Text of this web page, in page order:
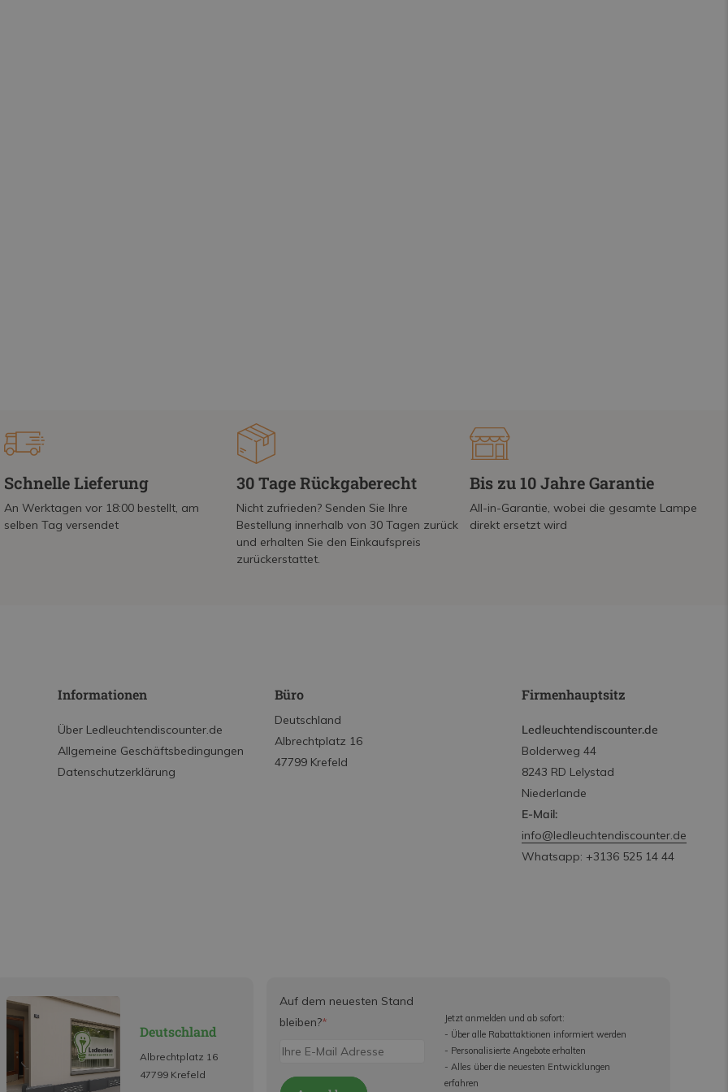
Schnelle Lieferung
An Werktagen vor 18:00 bestellt, am
selben Tag versendet
30 Tage Rückgaberecht
Nicht zufrieden? Senden Sie Ihre
Bestellung innerhalb von 30 Tagen zurück
und erhalten Sie den Einkaufspreis
zurückerstattet.
Bis zu 10 Jahre Garantie
All-in-Garantie, wobei die gesamte Lampe
direkt ersetzt wird
Informationen
Über Ledleuchtendiscounter.de
Allgemeine Geschäftsbedingungen
Datenschutzerklärung
Büro
Deutschland
Albrechtplatz 16
47799 Krefeld
Firmenhauptsitz
Ledleuchtendiscounter.de
Bolderweg 44
8243 RD Lelystad
Niederlande
E-Mail:
info@ledleuchtendiscounter.de
Whatsapp: +3136 525 14 44
Deutschland
Albrechtplatz 16
47799 Krefeld
Auf dem neuesten Stand
bleiben?*
Jetzt anmelden und ab sofort:
- Über alle Rabattaktionen informiert werden
- Personalisierte Angebote erhalten
- Alles über die neuesten Entwicklungen
erfahren